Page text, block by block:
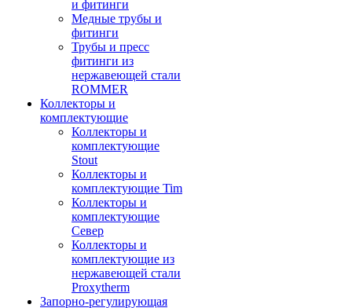
и фитинги
Медные трубы и
фитинги
Трубы и пресс
фитинги из
нержавеющей стали
ROMMER
Коллекторы и
комплектующие
Коллекторы и
комплектующие
Stout
Коллекторы и
комплектующие Tim
Коллекторы и
комплектующие
Север
Коллекторы и
комплектующие из
нержавеющей стали
Proxytherm
Запорно-регулирующая